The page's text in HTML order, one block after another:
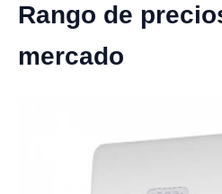
Rango de
mercado